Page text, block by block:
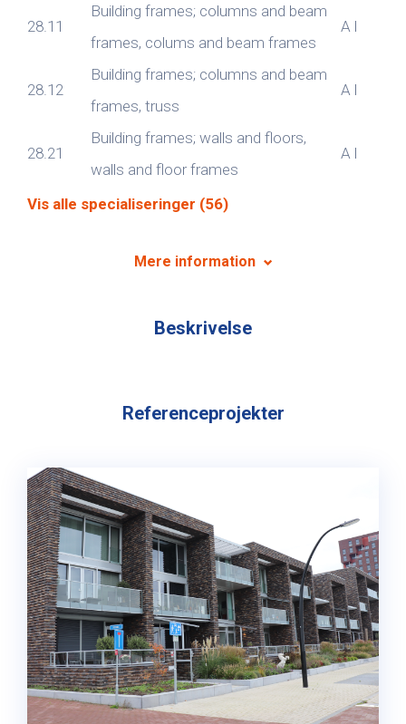
28.11
Building frames; columns and beam
frames, colums and beam frames
A I
28.12
Building frames; columns and beam
frames, truss
A I
28.21
Building frames; walls and floors,
walls and floor frames
A I
Vis alle specialiseringer (56)
Mere information
Beskrivelse
Referenceprojekter